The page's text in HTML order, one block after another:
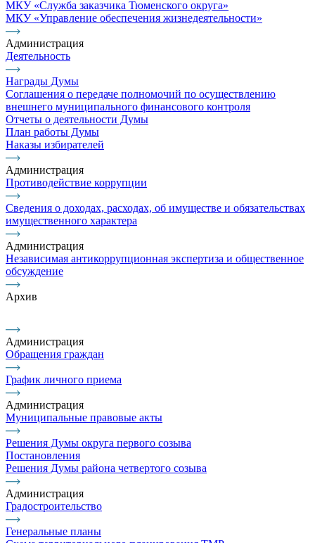
МКУ «Служба заказчика Тюменского округа»
МКУ «Управление обеспечения жизнедеятельности»
Администрация
Деятельность
Награды Думы
Соглашения о передаче полномочий по осуществлению
внешнего муниципального финансового контроля
Отчеты о деятельности Думы
План работы Думы
Наказы избирателей
Администрация
Противодействие коррупции
Сведения о доходах, расходах, об имуществе и обязательствах
имущественного характера
Администрация
Независимая антикоррупционная экспертиза и общественное
обсуждение
Архив
Администрация
Обращения граждан
График личного приема
Администрация
Муниципальные правовые акты
Решения Думы округа первого созыва
Постановления
Решения Думы района четвертого созыва
Администрация
Градостроительство
Генеральные планы